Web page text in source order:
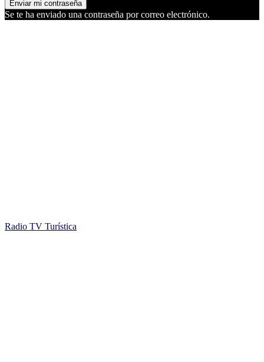
Se te ha enviado una contraseña por correo electrónico.
Radio TV Turística